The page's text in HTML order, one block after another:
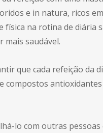
e in natura, ricos
física na rotina de diária
mais saudável.
que cada refeição da
lo com outras